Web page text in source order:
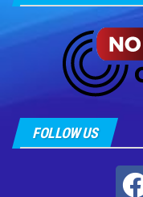
FOLLOW US